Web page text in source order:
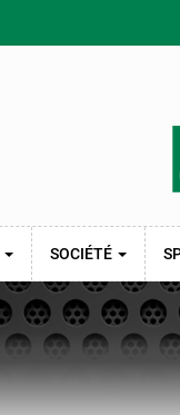
SOCIÉTÉ